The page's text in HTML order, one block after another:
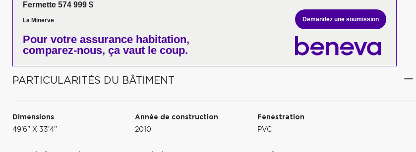
Fermette 574 999 $
La Minerve
Pour votre assurance habitation,
comparez-nous, ça vaut le coup.
Demandez une soumission
PARTICULARITÉS DU BÂTIMENT
Dimensions
49'6" X 33'4"
Année de construction
2010
Fenestration
PVC